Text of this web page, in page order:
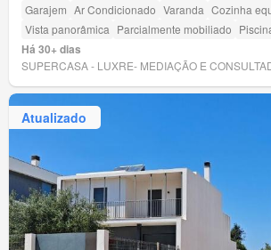
Garajem Ar Condicionado Varanda Cozinha
Vista panorâmica Parcialmente mobiliado
Há 30+ dias
Atualizado